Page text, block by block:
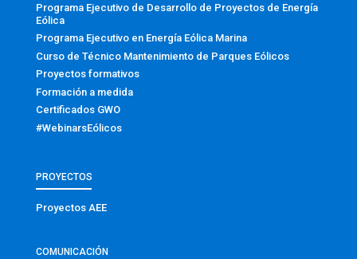
Programa Ejecutivo de Desarrollo de Proyectos de Energía
Eólica
Programa Ejecutivo en Energía Eólica Marina
Curso de Técnico Mantenimiento de Parques Eólicos
Proyectos formativos
Formación a medida
Certificados GWO
#WebinarsEólicos
PROYECTOS
Proyectos AEE
COMUNICACIÓN